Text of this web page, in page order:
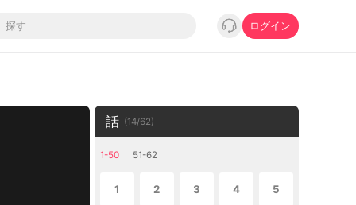
ログイン
話 (14/62)
1-50 51-62
1 2 3 4 5